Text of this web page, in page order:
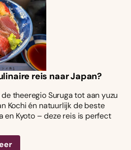
reis naar Japan?
theeregio Suruga tot aan yuzu
Kochi én natuurlijk de beste
en Kyoto – deze reis is perfect